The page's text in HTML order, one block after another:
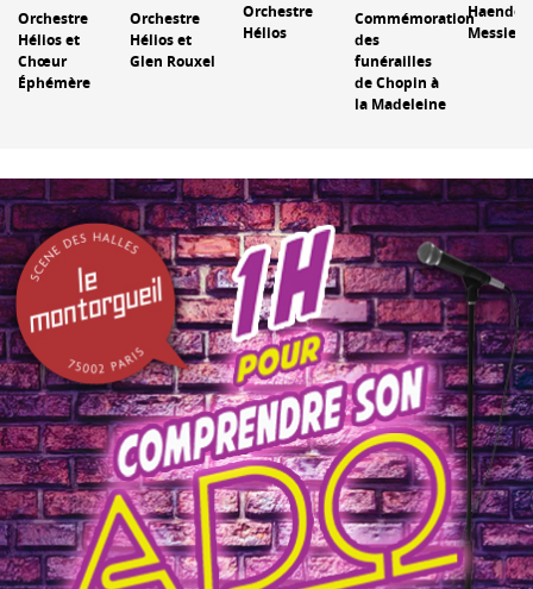
Orchestre
Hélios et
Chœur
Éphémère
Orchestre
Hélios et
Glen Rouxel
Orchestre
Hélios
Commémoration
des
funérailles
de Chopin à
la Madeleine
Haendel
Messie